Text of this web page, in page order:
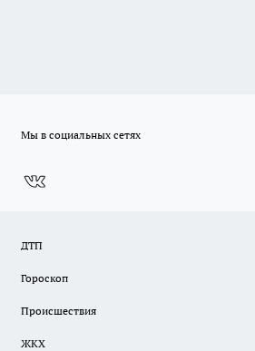
Мы в социальных сетях
ДТП
Гороскоп
Происшествия
ЖКХ